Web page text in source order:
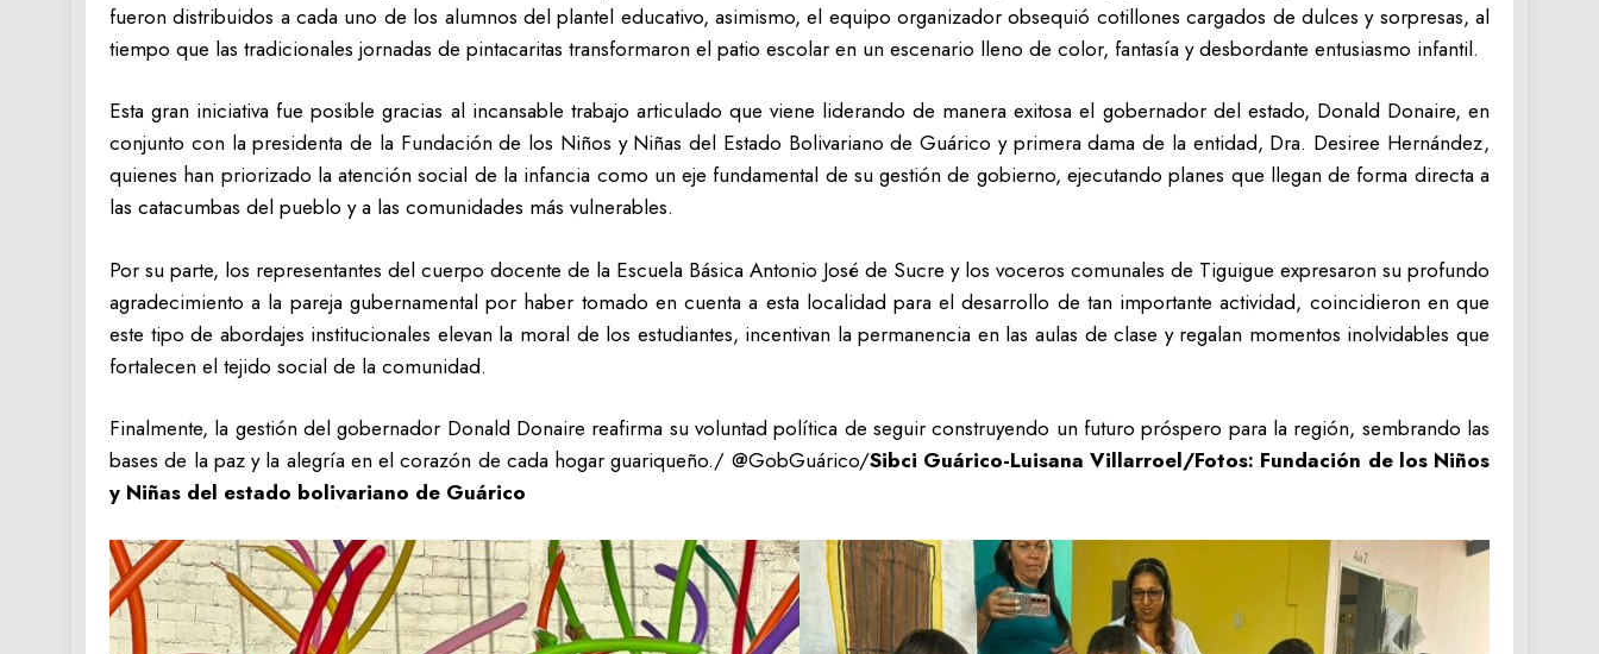
fueron distribuidos a cada uno de los alumnos del plantel educativo, asimismo, el equipo organizador obsequió cotillones cargados de dulces y sorpresas, al
tiempo que las tradicionales jornadas de pintacaritas transformaron el patio escolar en un escenario lleno de color, fantasía y desbordante entusiasmo infantil.‎‎
Esta gran iniciativa fue posible gracias al incansable trabajo articulado que viene liderando de manera exitosa el gobernador del estado, Donald Donaire, en
conjunto con la presidenta de la Fundación de los Niños y Niñas del Estado Bolivariano de Guárico y primera dama de la entidad, Dra. Desiree Hernández,
quienes han priorizado la atención social de la infancia como un eje fundamental de su gestión de gobierno, ejecutando planes que llegan de forma directa a
las catacumbas del pueblo y a las comunidades más vulnerables.‎‎
Por su parte, los representantes del cuerpo docente de la Escuela Básica Antonio José de Sucre y los voceros comunales de Tiguigue expresaron su profundo
agradecimiento a la pareja gubernamental por haber tomado en cuenta a esta localidad para el desarrollo de tan importante actividad, coincidieron en que
este tipo de abordajes institucionales elevan la moral de los estudiantes, incentivan la permanencia en las aulas de clase y regalan momentos inolvidables que
fortalecen el tejido social de la comunidad.
‎‎Finalmente, la gestión del gobernador Donald Donaire reafirma su voluntad política de seguir construyendo un futuro próspero para la región, sembrando las
bases de la paz y la alegría en el corazón de cada hogar guariqueño./ @GobGuárico/‎Sibci Guárico-Luisana Villarroel/Fotos: Fundación de los Niños
y Niñas del estado bolivariano de Guárico